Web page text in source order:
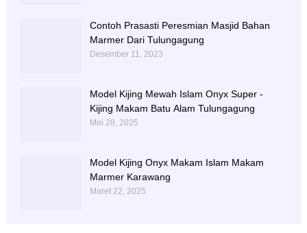
Contoh Prasasti Peresmian Masjid Bahan
Marmer Dari Tulungagung
Desember 11, 2023
Model Kijing Mewah Islam Onyx Super -
Kijing Makam Batu Alam Tulungagung
Mei 28, 2025
Model Kijing Onyx Makam Islam Makam
Marmer Karawang
Maret 22, 2025